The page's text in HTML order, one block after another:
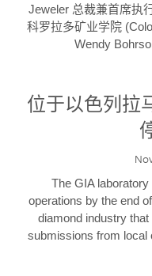
Jeweler 总裁兼首席执
科罗拉多矿业学院
Wendy
位于以色列拉
The GIA
operations by the end
diamond industry
submissions from local